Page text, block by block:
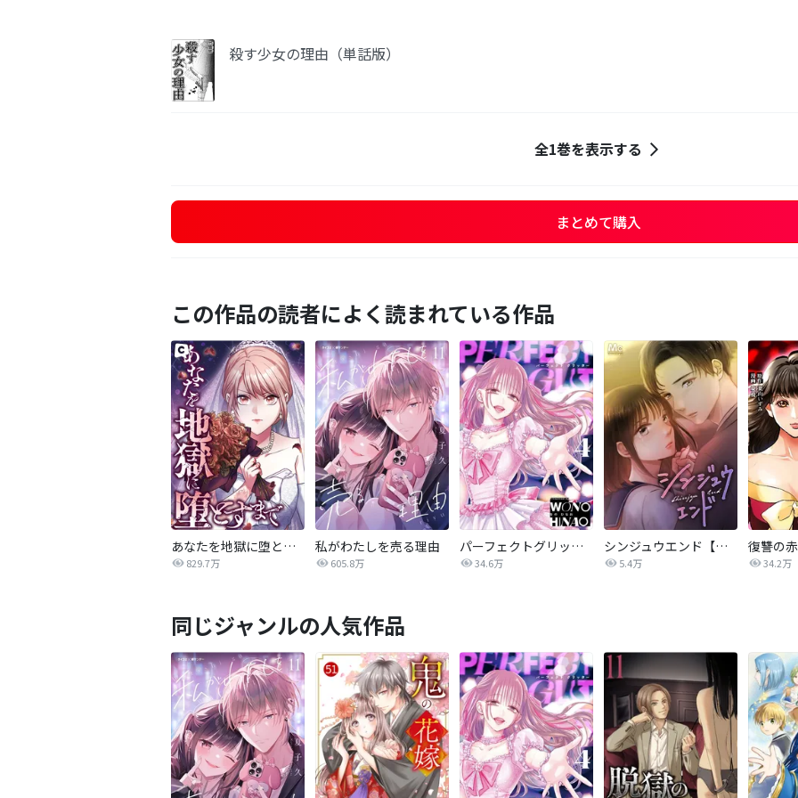
殺す少女の理由（単話版）
全1巻を表示する
まとめて購入
この作品の読者によく読まれている作品
あなたを地獄に堕とすまで
829.7万
私がわたしを売る理由
605.8万
パーフェクトグリッター
34.6万
シンジュウエンド【タテヨミ】
5.4万 34.2万
同じジャンルの人気作品